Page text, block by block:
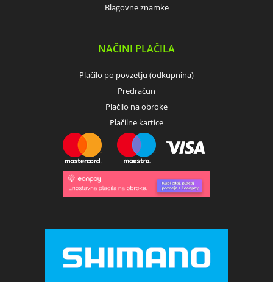
Blagovne znamke
NAČINI PLAČILA
Plačilo po povzetju (odkupnina)
Predračun
Plačilo na obroke
Plačilne kartice